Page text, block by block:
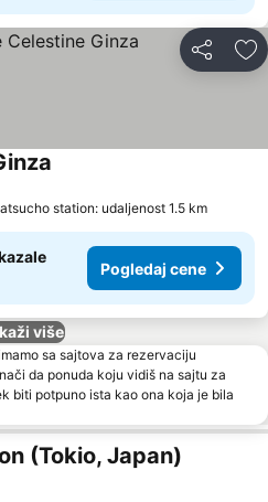
Deli
station: udaljenost 1.5 km
Pogledaj cene
više
sa sajtova za rezervaciju
da ponuda koju vidiš na sajtu za
biti potpuno ista kao ona koja je bila
(Tokio, Japan)